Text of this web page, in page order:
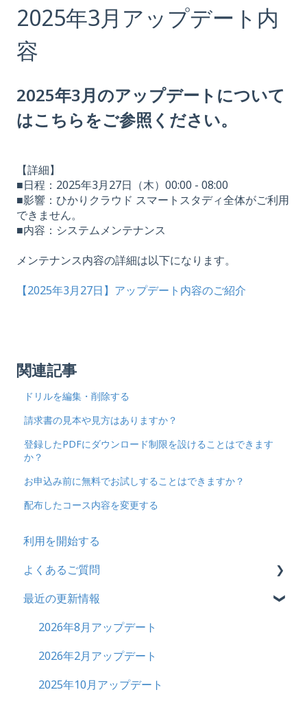
2025年3月アップデート内
容
2025年3月のアップデートについて
はこちらをご参照ください。
【詳細】
■日程：2025年3月27日（木）00:00 - 08:00
■影響：ひかりクラウド スマートスタディ全体がご利用
できません。
■内容：システムメンテナンス
メンテナンス内容の詳細は以下になります。
【2025年3月27日】アップデート内容のご紹介
関連記事
ドリルを編集・削除する
請求書の見本や見方はありますか？
登録したPDFにダウンロード制限を設けることはできます
か？
お申込み前に無料でお試しすることはできますか？
配布したコース内容を変更する
利用を開始する
よくあるご質問
契約
トライアル
カスタマイズ
インターネット・セキュリティ
最近の更新情報
2026年8月アップデート
2026年2月アップデート
2025年10月アップデート